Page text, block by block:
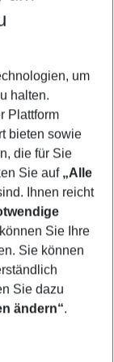
um
halten.
Plattform
bieten sowie
die für Sie
Sie auf „Alle
Ihnen reicht
können Sie Ihre
Sie können
Sie dazu
ändern“.